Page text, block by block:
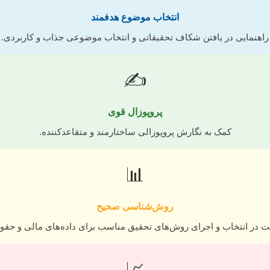
انتخاب موضوع هدفمند
راهنمایی در یافتن شکاف تحقیقاتی و انتخاب موضوعی جذاب و کاربردی.
✍️
پروپوزال قوی
کمک به نگارش پروپوزالی ساختارمند و متقاعدکننده.
📊
روش‌شناسی صحیح
در انتخاب و اجرای روش‌های تحقیق مناسب برای داده‌های مالی و